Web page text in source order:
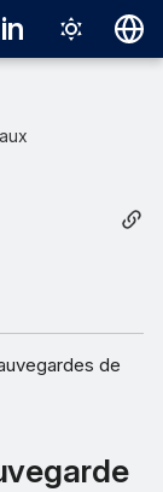
de